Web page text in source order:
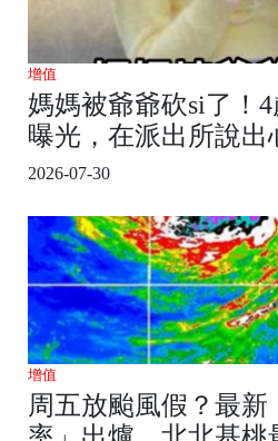
增值
媽媽被爺爺砍si了！
曝光，在派出所說出
2026-07-30
增值
周五放颱風假？最新